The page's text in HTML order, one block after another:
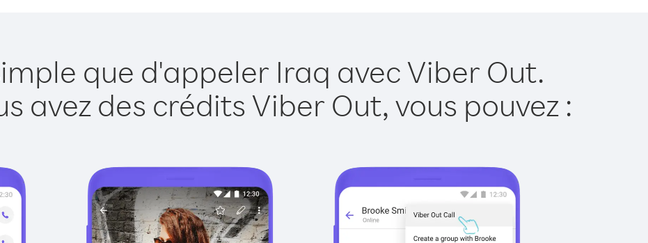
que d'appeler Iraq avec Viber Out.
avez des crédits Viber Out, vous pouvez :